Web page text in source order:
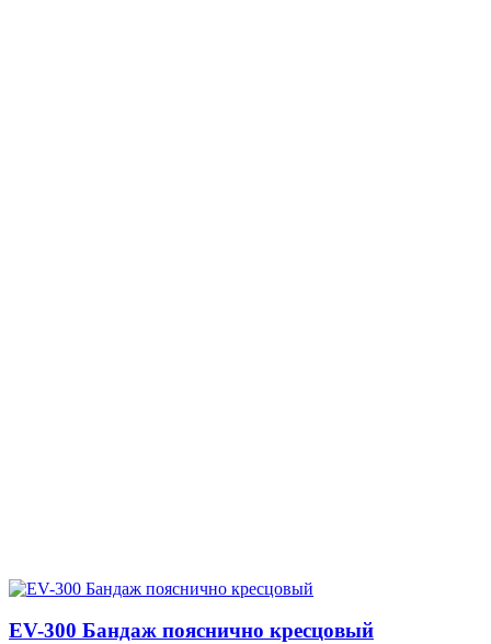
EV-300 Бандаж пояснично кресцовый